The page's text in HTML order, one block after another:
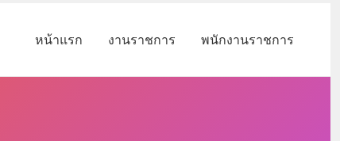
หน้าแรก งานราชการ พนักงานราชการ